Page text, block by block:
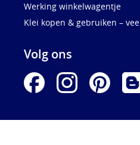
Werking winkelwagentje
Klei kopen & gebruiken –
Volg ons